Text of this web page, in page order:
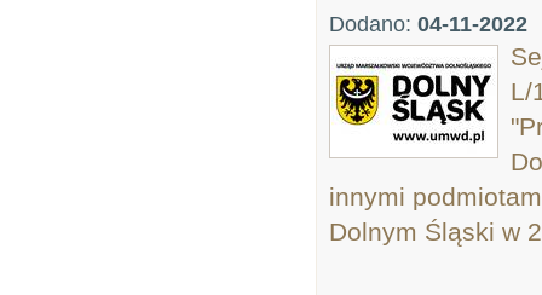
Dodano: 04-11-2022
L/
innymi
Dolnym Śląski w